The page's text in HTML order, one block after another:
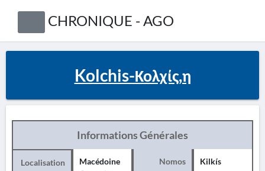
CHRONIQUE - AGO
Kolchis-Κολχίς,η
Informations Générales
Localisation
Macédoine
Nomos Kilkís